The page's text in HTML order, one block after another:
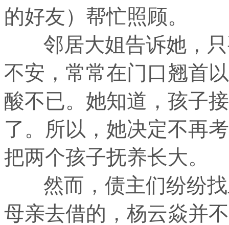
的好友）帮忙照顾。
邻居大姐告诉她，只
不安，常常在门口翘首
酸不已。她知道，孩子
了。所以，她决定不再
把两个孩子抚养长大。
然而，债主们纷纷找
母亲去借的，杨云焱并